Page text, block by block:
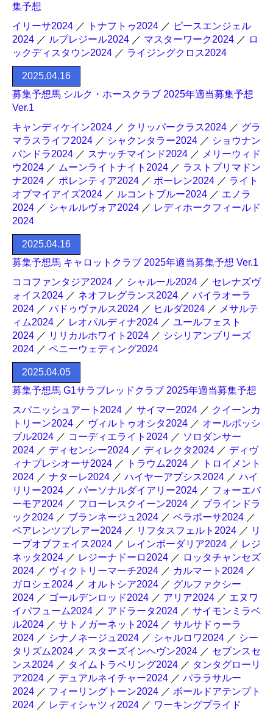
集予想
イリーサ2024 ／ トナフトゥ2024 ／ ピースエンジェル
2024 ／ ルプレジール2024 ／ マスターワーク2024 ／ ロ
ックディスタウン2024 ／ ライジングクロス2024
2025.04.16
募集予想馬 シルク・ホースクラブ 2025年適当募集予想
Ver.1
キャンディケイン2024 ／ クリッパークラス2024 ／ グラ
マラスライフ2024 ／ シャクンタラー2024 ／ ショウナン
パンドラ2024 ／ スナッチマインド2024 ／ メリーウィド
ウ2024 ／ ムーンライトナイト2024 ／ ラストプリマドン
ナ2024 ／ ポレンティア2024 ／ ポーレン2024 ／ ライト
オブマイアイズ2024 ／ ルコントブルー2024 ／ エノラ
2024 ／ シャルルヴォア2024 ／ レディホークフィールド
2024
2025.04.16
募集予想馬 キャロットクラブ 2025年適当募集予想 Ver.1
ココファンタジア2024 ／ シャルール2024 ／ セレナズヴ
ォイス2024 ／ ネオフレグランス2024 ／ バイラオーラ
2024 ／ パドゥヴァルス2024 ／ ヒルダ2024 ／ メサルテ
ィム2024 ／ レオパルディナ2024 ／ ユールフェスト
2024 ／ リリカルホワイト2024 ／ シシリアンブリーズ
2024 ／ ペニーウェディング2024
2025.04.05
募集予想馬 G1サラブレッドクラブ 2025年適当募集予想
スパニッシュアート2024 ／ サイマー2024 ／ クイーンカ
トリーン2024 ／ ヴィルトゥオシタ2024 ／ オールポッシ
ブル2024 ／ コーディエライト2024 ／ ソロダンサー
2024 ／ ディセンシー2024 ／ ディレクタ2024 ／ ディヴ
ィナプレシオーサ2024 ／ トラウム2024 ／
トロイメント
2024 ／ ナターレ2024 ／ ハイヤーアプシス2024 ／ ハイ
リリー2024 ／ パーソナルダイアリー2024 ／ フォーエバ
ーモア2024 ／ フローレスクイーン2024 ／ ブラインドラ
ック2024 ／ ブランネージュ2024 ／ ベラポーサ2024 ／
ペアレンツプレアー2024 ／ リフタスフェルト2024 ／ リ
ープオブフェイス2024 ／ レインボーダリア2024 ／ レジ
ネッタ2024 ／ レジーナドーロ2024 ／ ロッタチャンセズ
2024 ／ ヴィクトリーマーチ2024 ／ カルマート2024 ／
ガロシェ2024 ／ オルトシア2024 ／ グルファクシー
2024 ／ ゴールデンロッド2024 ／ アリア2024 ／ エヌワ
イパフューム2024 ／ アドラータ2024 ／ サイモンミラベ
ル2024 ／ サトノガーネット2024 ／ サルサドゥーラ
2024 ／ シナノネージュ2024 ／ シャルロワ2024 ／ シー
タリズム2024 ／ スターズインヘヴン2024 ／ セブンスセ
ンス2024 ／ タイムトラベリング2024 ／ タンタグローリ
ア2024 ／ デュアルネイチャー2024 ／ パララサルー
2024 ／ フィーリングトーン2024 ／ ボールドアテンプト
2024 ／ レディシャツィ2024 ／ ワーキングプライド